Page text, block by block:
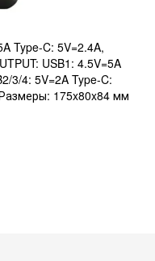
Type-C: 5V=2.4A,
USB1: 4.5V=5A
3/4: 5V=2A Type-C:
175x80x84 мм